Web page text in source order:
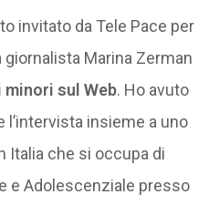
invitato da Tele Pace per
giornalista Marina Zerman
minori sul Web. Ho avuto
insieme a uno
Italia che si occupa di
e Adolescenziale presso